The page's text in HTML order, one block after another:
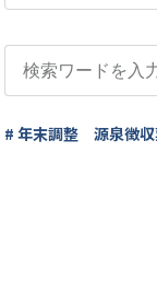
# 年末調整 源泉徴